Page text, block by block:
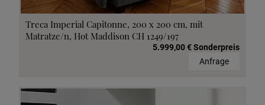
Treca Imperial Capitonne, 200 x 200 cm, mit
Matratze/n, Hot Maddison CH 1249/197
5.999,00 € Sonderpreis
Anfrage